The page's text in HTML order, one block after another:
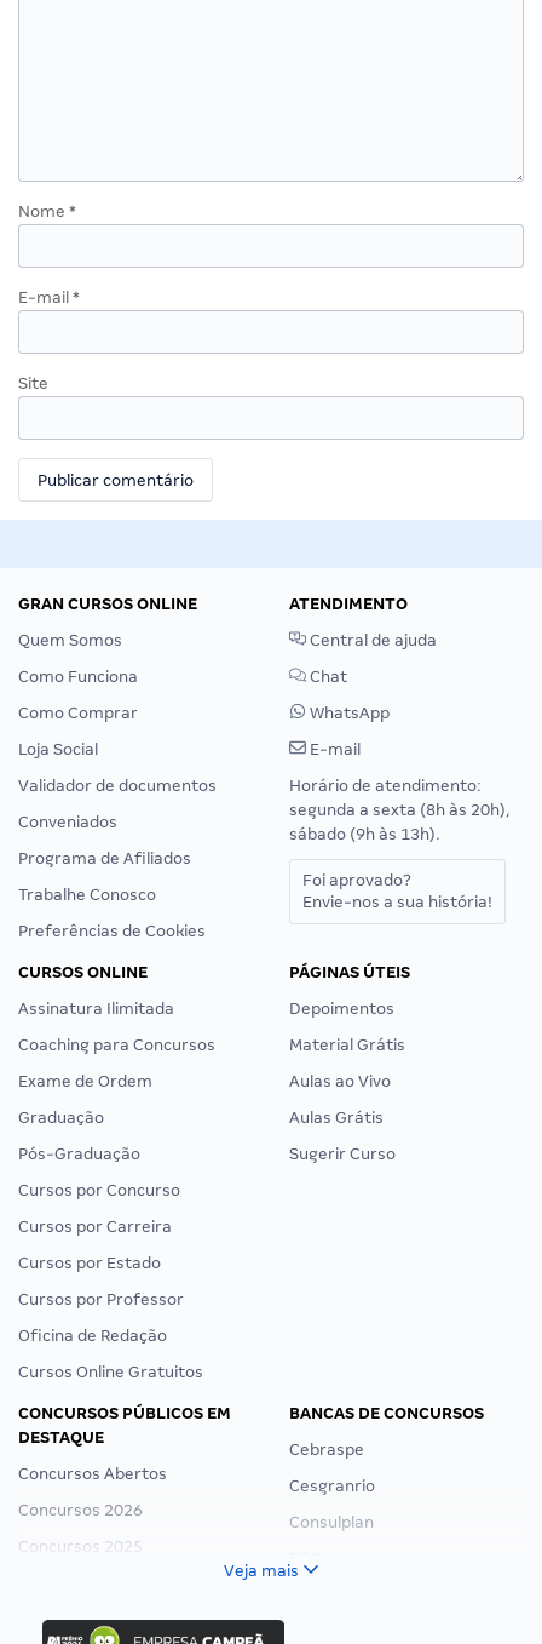
Nome *
E-mail *
Site
GRAN CURSOS ONLINE
Quem Somos
Como Funciona
Como Comprar
Loja Social
Validador de documentos
Conveniados
Programa de Afiliados
Trabalhe Conosco
Preferências de Cookies
ATENDIMENTO
Central de ajuda
Chat
WhatsApp
E-mail
Horário de atendimento:
segunda a sexta (8h às 20h),
sábado (9h às 13h).
Foi aprovado?
Envie-nos a sua história!
CURSOS ONLINE
Assinatura Ilimitada
Coaching para Concursos
Exame de Ordem
Graduação
Pós-Graduação
Cursos por Concurso
Cursos por Carreira
Cursos por Estado
Cursos por Professor
Oficina de Redação
Cursos Online Gratuitos
PÁGINAS ÚTEIS
Depoimentos
Material Grátis
Aulas ao Vivo
Aulas Grátis
Sugerir Curso
CONCURSOS PÚBLICOS EM
DESTAQUE
Concursos Abertos
Concursos 2026
Concursos 2025
Concurso Nacional Unificado
Concurso Ibama
BANCAS DE CONCURSOS
Cebraspe
Cesgranrio
Consulplan
Veja mais